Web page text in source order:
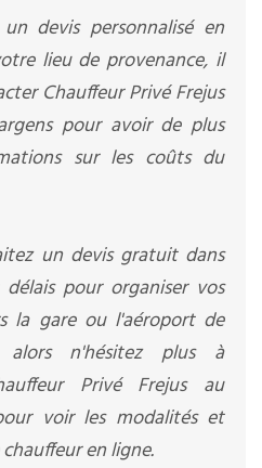
devis personnalisé en
lieu de provenance, il
Chauffeur Privé Frejus
pour avoir de plus
sur les coûts du
un devis gratuit dans
pour organiser vos
la gare ou l'aéroport de
n'hésitez plus à
Privé Frejus au
voir les modalités et
en ligne.